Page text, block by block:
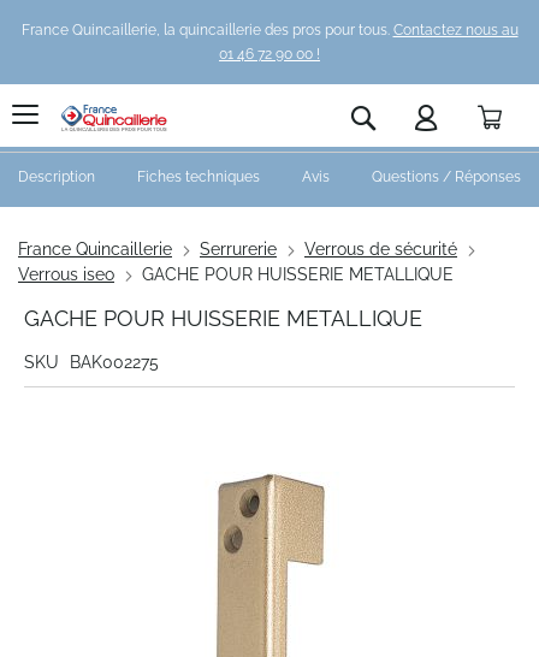
France Quincaillerie, la quincaillerie des pros pour tous. Contactez nous au
01 46 72 90 00 !
Rechercher
France Quincaillerie Serrurerie
Verrous de sécurité
Verrous iseo
GACHE POUR HUISSERIE METALLIQUE
GACHE POUR HUISSERIE METALLIQUE
SKU
BAK002275
Description Fiches techniques Avis Questions / Réponses